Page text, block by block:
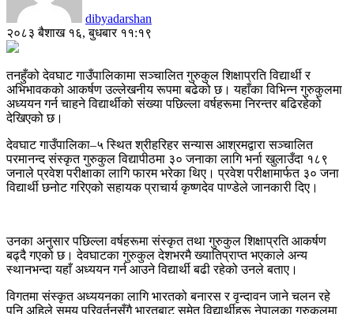
dibyadarshan
२०८३ बैशाख १६, बुधबार ११:१९
तनहुँको देवघाट गाउँपालिकामा सञ्चालित गुरुकुल शिक्षाप्रति विद्यार्थी र
अभिभावकको आकर्षण उल्लेखनीय रूपमा बढेको छ। यहाँका विभिन्न गुरुकुलमा
अध्ययन गर्न चाहने विद्यार्थीको संख्या पछिल्ला वर्षहरूमा निरन्तर बढिरहेको
देखिएको छ।
देवघाट गाउँपालिका–५ स्थित श्रीहरिहर सन्यास आश्रमद्वारा सञ्चालित
परमानन्द संस्कृत गुरुकुल विद्यापीठमा ३० जनाका लागि भर्ना खुलाउँदा १८९
जनाले प्रवेश परीक्षाका लागि फारम भरेका थिए। प्रवेश परीक्षामार्फत ३० जना
विद्यार्थी छनोट गरिएको सहायक प्राचार्य कृष्णदेव पाण्डेले जानकारी दिए।
उनका अनुसार पछिल्ला वर्षहरूमा संस्कृत तथा गुरुकुल शिक्षाप्रति आकर्षण
बढ्दै गएको छ। देवघाटका गुरुकुल देशभरमै ख्यातिप्राप्त भएकाले अन्य
स्थानभन्दा यहाँ अध्ययन गर्न आउने विद्यार्थी बढी रहेको उनले बताए।
विगतमा संस्कृत अध्ययनका लागि भारतको बनारस र वृन्दावन जाने चलन रहे
पनि अहिले समय परिवर्तनसँगै भारतबाट समेत विद्यार्थीहरू नेपालका गुरुकुलमा